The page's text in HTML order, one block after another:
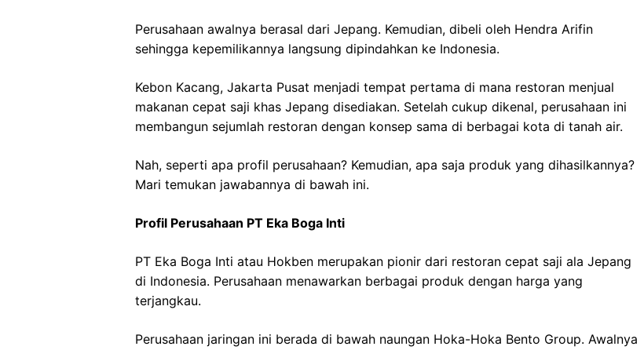
Perusahaan awalnya berasal dari Jepang. Kemudian, dibeli oleh Hendra Arifin
sehingga kepemilikannya langsung dipindahkan ke Indonesia.
Kebon Kacang, Jakarta Pusat menjadi tempat pertama di mana restoran menjual
makanan cepat saji khas Jepang disediakan. Setelah cukup dikenal, perusahaan ini
membangun sejumlah restoran dengan konsep sama di berbagai kota di tanah air.
Nah, seperti apa profil perusahaan? Kemudian, apa saja produk yang dihasilkannya?
Mari temukan jawabannya di bawah ini.
Profil Perusahaan PT Eka Boga Inti
PT Eka Boga Inti atau Hokben merupakan pionir dari restoran cepat saji ala Jepang
di Indonesia. Perusahaan menawarkan berbagai produk dengan harga yang
terjangkau.
Perusahaan jaringan ini berada di bawah naungan Hoka-Hoka Bento Group. Awalnya